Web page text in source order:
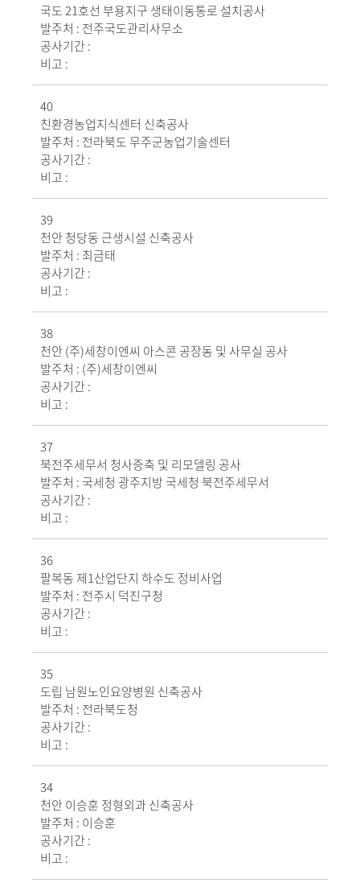
국도 21호선 부용지구 생태이동통로 설치공사
발주처 : 전주국도관리사무소
공사기간 :
비고 :
40
친환경농업지식센터 신축공사
발주처 : 전라북도 무주군농업기술센터
공사기간 :
비고 :
39
천안 청당동 근생시설 신축공사
발주처 : 최금태
공사기간 :
비고 :
38
천안 (주)세창이엔씨 아스콘 공장동 및 사무실 공사
발주처 : (주)세창이엔씨
공사기간 :
비고 :
37
북전주세무서 청사증축 및 리모델링 공사
발주처 :국세청 광주지방 국세청 북전주세무서
공사기간 :
비고 :
36
팔복동 제1산업단지 하수도 정비사업
발주처 : 전주시 덕진구청
공사기간 :
비고 :
35
도립 남원노인요양병원 신축공사
발주처 : 전라북도청
공사기간 :
비고 :
34
천안 이승훈 정형외과 신축공사
발주처 : 이승훈
공사기간 :
비고 :